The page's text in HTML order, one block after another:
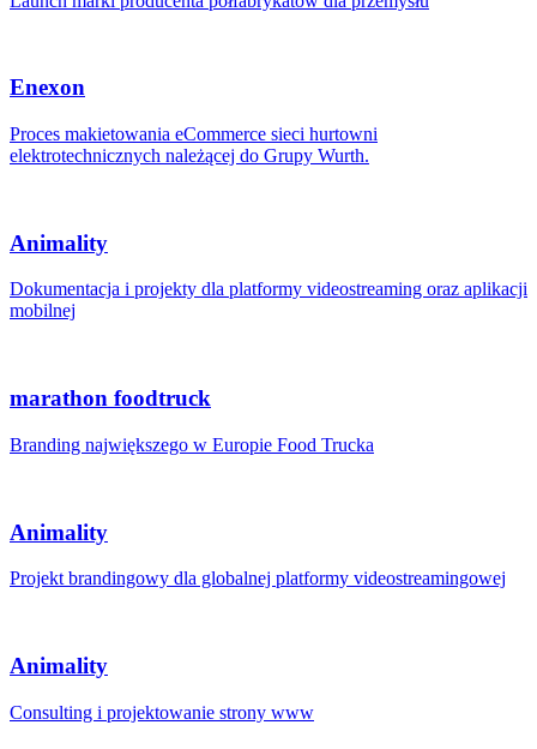
Enexon
Proces makietowania eCommerce sieci hurtowni
elektrotechnicznych należącej do Grupy Wurth.
Animality
Dokumentacja i projekty dla platformy videostreaming oraz aplikacji
mobilnej
marathon foodtruck
Branding największego w Europie Food Trucka
Animality
Projekt brandingowy dla globalnej platformy videostreamingowej
Animality
Consulting i projektowanie strony www